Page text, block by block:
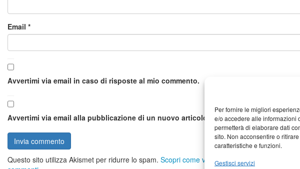
Per fornire le migliori
e/o accedere alle informazioni
permetterà di elaborare dati
sito. Non acconsentire o
caratteristiche e funzioni.
Gestisci servizi
Email *
Avvertimi via email in caso di risposte al mio commento.
Avvertimi via email alla pubblicazione di un nuovo articolo.
Questo sito utilizza Akismet per ridurre lo spam. Scopri come vengono elaborati i dati derivati